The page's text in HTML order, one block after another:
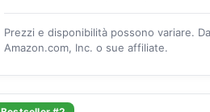
Prezzi e disponibilità possono variare.
Amazon.com, Inc. o sue affiliate.